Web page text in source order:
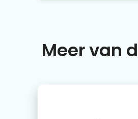
Meer van